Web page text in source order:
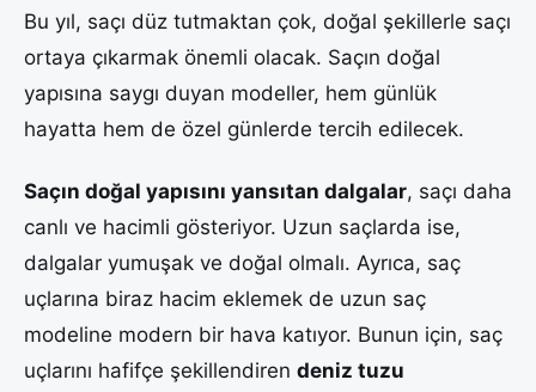
Bu yıl, saçı düz tutmaktan çok, doğal şekillerle saçı
ortaya çıkarmak önemli olacak. Saçın doğal
yapısına saygı duyan modeller, hem günlük
hayatta hem de özel günlerde tercih edilecek.
Saçın doğal yapısını yansıtan dalgalar, saçı daha
canlı ve hacimli gösteriyor. Uzun saçlarda ise,
dalgalar yumuşak ve doğal olmalı. Ayrıca, saç
uçlarına biraz hacim eklemek de uzun saç
modeline modern bir hava katıyor. Bunun için, saç
uçlarını hafifçe şekillendiren deniz tuzu